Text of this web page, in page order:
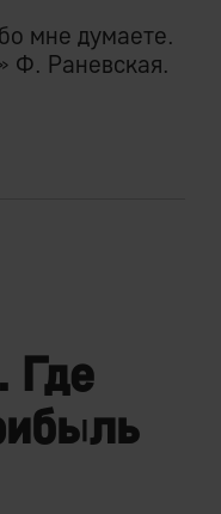
мне думаете.
Ф. Раневская.
Где